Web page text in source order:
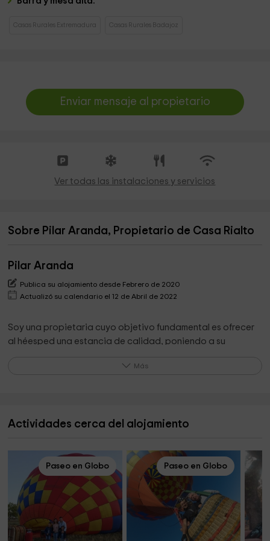
Casas Rurales Extremadura Casas Rurales Badajoz
Enviar mensaje al propietario
Ver todas las instalaciones y servicios
Sobre Pilar Aranda, Propietario de Casa Rialto
Pilar Aranda
Publica su alojamiento desde Febrero de 2020
Actualizó su calendario el 12 de Abril de 2022
Soy una propietaria cuyo objetivo fundamental es ofrecer
al héesped una estancia de calidad, poniendo a su
disposición del éste en todo momento.
la localidad como en los alrededores de ella.
Lo que destaca el propietario de su alojamiento
De mi alojamiento destacaría la comodidad, la luz, la
localización, la calidad y la decoración basada en las
caráctirísticas propias de la localidad.
Más
Actividades cerca del alojamiento
Paseo en Globo Paseo en Globo